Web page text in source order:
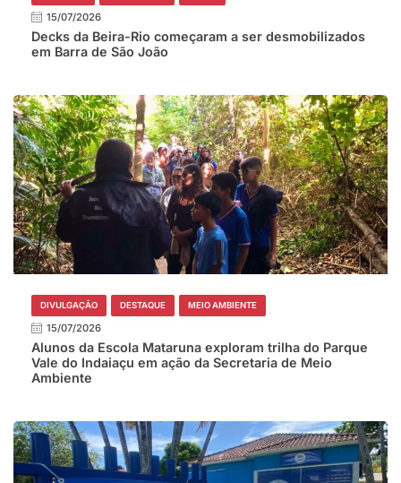
15/07/2026
Decks da Beira-Rio começaram a ser desmobilizados
em Barra de São João
DIVULGAÇÃO DESTAQUE MEIO AMBIENTE
15/07/2026
Alunos da Escola Mataruna exploram trilha do Parque
Vale do Indaiaçu em ação da Secretaria de Meio
Ambiente